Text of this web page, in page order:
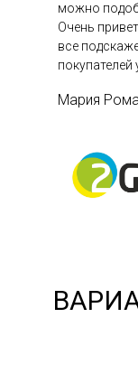
можно
Очень
все
покупателей
Мария